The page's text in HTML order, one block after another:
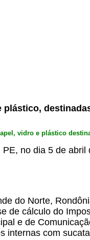
vidro e plástico
no dia 5 de
do Norte,
de cálculo do
e de
internas com